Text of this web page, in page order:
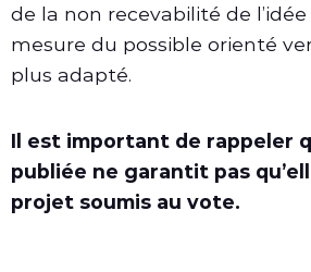
de la non recevabilité de
mesure du possible orienté
plus adapté.
Il est important de rappeler
publiée ne garantit pas
projet soumis au vote.